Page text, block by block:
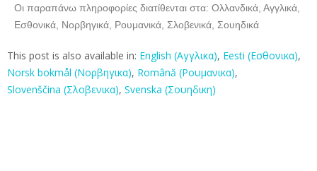
Οι παραπάνω πληροφορίες διατίθενται στα: Ολλανδικά, Αγγλικά,
Εσθονικά, Νορβηγικά, Ρουμανικά, Σλοβενικά, Σουηδικά
This post is also available in: English (Αγγλικα) Eesti (Εσθονικα)
Norsk bokmål (Νορβηγικα) Română (Ρουμανικα)
Slovenščina (Σλοβενικα) Svenska (Σουηδικη)